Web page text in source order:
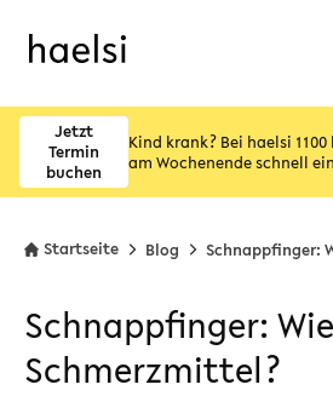
Jetzt
Termin
buchen
Kind krank? Bei haelsi
am Wochenende schnell
Startseite Blog
Schnappfinger:
Schmerzmittel?